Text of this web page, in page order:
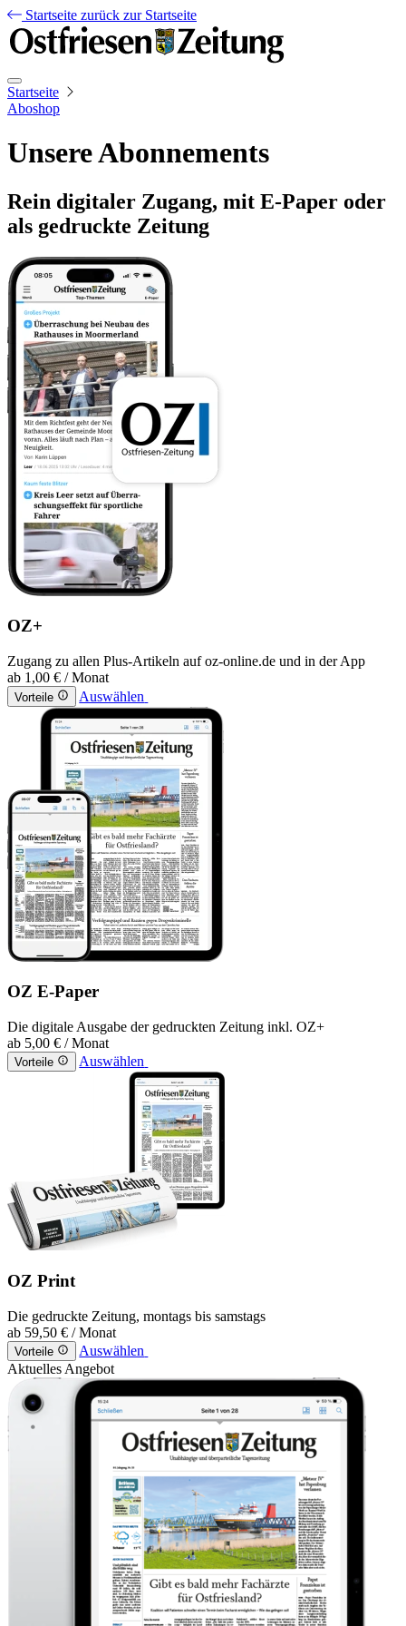
Startseite zurück zur Startseite
Startseite
Aboshop
Unsere Abonnements
Rein digitaler Zugang, mit E-Paper oder
als gedruckte Zeitung
OZ+
Zugang zu allen Plus-Artikeln auf oz-online.de und in der App
ab 1,00 € / Monat
Vorteile Auswählen
OZ E-Paper
Die digitale Ausgabe der gedruckten Zeitung inkl. OZ+
ab 5,00 € / Monat
Vorteile Auswählen
OZ Print
Die gedruckte Zeitung, montags bis samstags
ab 59,50 € / Monat
Vorteile
Auswählen
Aktuelles Angebot